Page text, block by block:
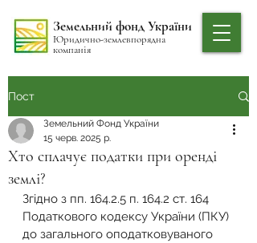
Земельний фонд України
Юридично-землевпорядна
компанія
Пост
Хто сплачує податки при оренді
землі?
Земельний Фонд України
15 черв. 2025 р.
Згідно з пп. 164.2.5 п. 164.2 ст. 164
Податкового кодексу України (ПКУ)
до загального оподатковуваного